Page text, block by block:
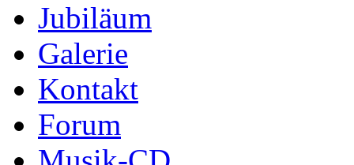
Jubiläum
Galerie
Kontakt
Forum